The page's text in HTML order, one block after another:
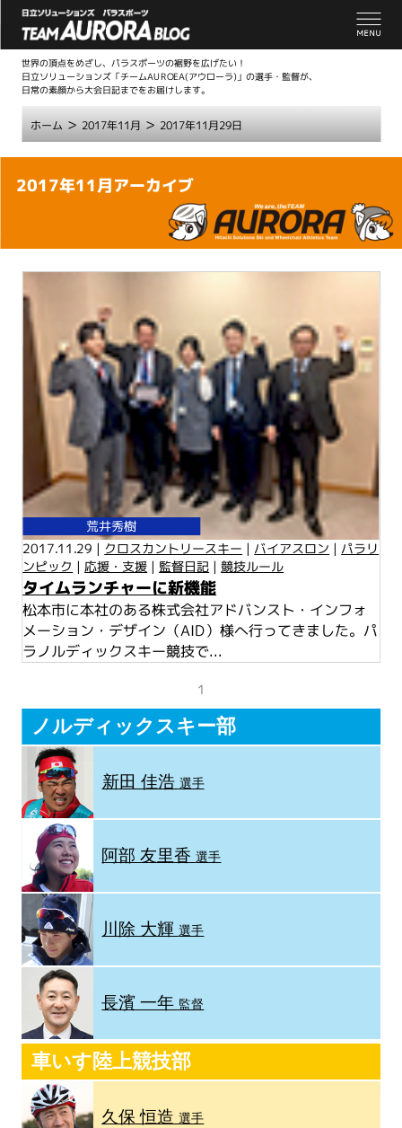
世界の頂点をめざし、パラスポーツの裾野を広げたい！
日立ソリューションズ「チームAUROEA(アウローラ)」の選手・監督が、
日常の素顔から大会日記までをお届けします。
ホーム > 2017年11月 > 2017年11月29日
本
2017年11月アーカイブ
荒井秀樹
2017.11.29 | クロスカントリースキー | バイアスロン | パラリ
ンピック |応援・支援 | 監督日記 |競技ルール
タイムランチャーに新機能
松本市に本社のある株式会社アドバンスト・インフォ
メーション・デザイン（AID）様へ行ってきました。パ
ラノルディックスキー競技で...
1
ノルディックスキー部
新田 佳浩 選手
阿部 友里香選手
川除 大輝選手
長濱 一年 監督
車いす陸上競技部
久保 恒造選手